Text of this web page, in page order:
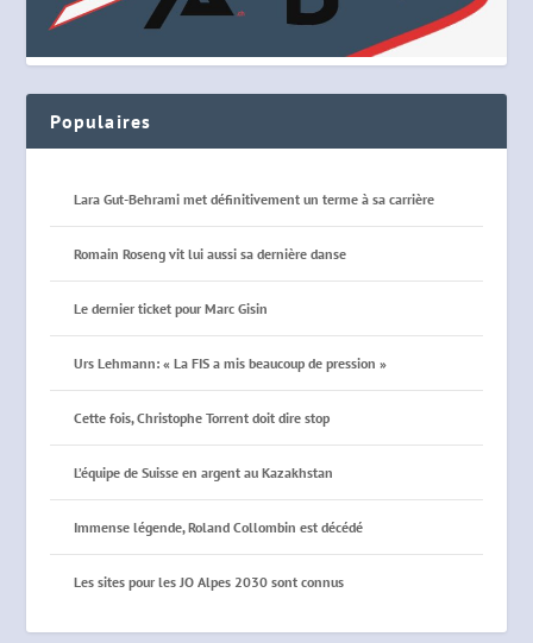
Populaires
Lara Gut-Behrami met définitivement un terme à sa carrière
Romain Roseng vit lui aussi sa dernière danse
Le dernier ticket pour Marc Gisin
Urs Lehmann: « La FIS a mis beaucoup de pression »
Cette fois, Christophe Torrent doit dire stop
L’équipe de Suisse en argent au Kazakhstan
Immense légende, Roland Collombin est décédé
Les sites pour les JO Alpes 2030 sont connus